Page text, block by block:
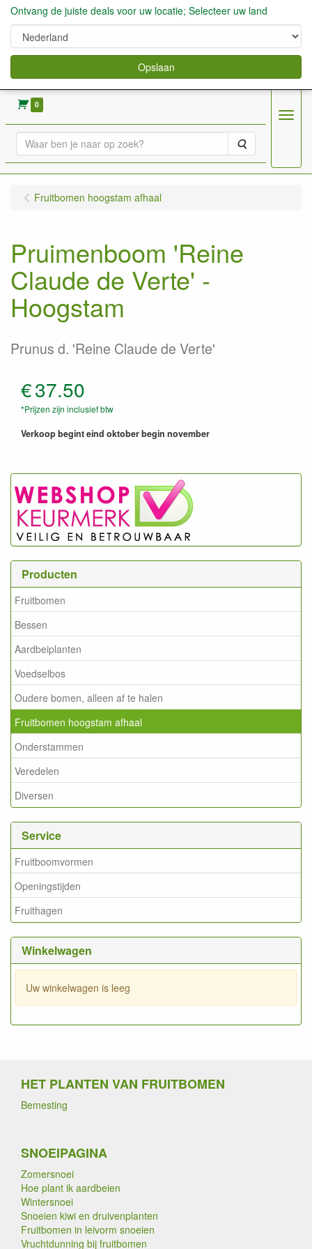
verkoop fruitbomen, bessen,aardbeien enz.
0
Zoeken
Menu
Producten
Fruitbomen
Bessen
Aardbeiplanten
Voedselbos
Oudere bomen, alleen af te halen
Fruitbomen hoogstam afhaal
Onderstammen
Veredelen
Diversen
Service
Fruitboomvormen
Openingstijden
Fruithagen
Winkelwagen
Uw winkelwagen is leeg
Fruitbomen hoogstam afhaal
Pruimenboom 'Reine
Claude de Verte' -
Hoogstam
Prunus d. 'Reine Claude de Verte'
€37.50
*Prijzen zijn inclusief btw
Verkoop begint eind oktober begin november
HET PLANTEN VAN FRUITBOMEN
Bemesting
SNOEIPAGINA
Zomersnoei
Hoe plant ik aardbeien
Wintersnoei
Snoeien kiwi en druivenplanten
Fruitbomen in leivorm snoeien
Vruchtdunning bij fruitbomen
Ontvang de juiste deals voor uw locatie; Selecteer uw land
Opslaan